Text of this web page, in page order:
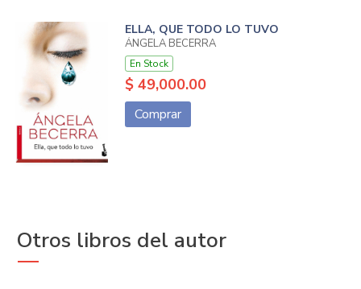
ELLA, QUE TODO LO TUVO
ÁNGELA BECERRA
En Stock
$ 49,000.00
Comprar
Otros libros del autor